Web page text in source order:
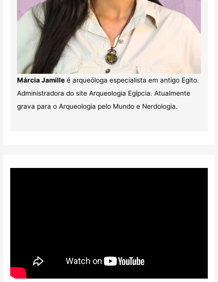
Márcia Jamilleé arqueóloga especialista em antigo Egito.
Administradora do site Arqueologia Egípcia. Atualmente
grava para o Arqueologia pelo Mundo e Nerdologia.